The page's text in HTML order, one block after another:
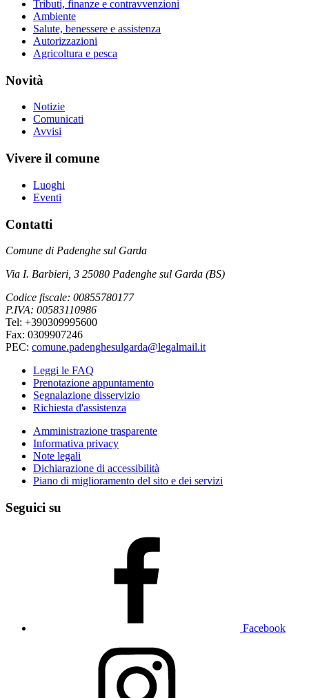
Tributi, finanze e contravvenzioni
Ambiente
Salute, benessere e assistenza
Autorizzazioni
Agricoltura e pesca
Novità
Notizie
Comunicati
Avvisi
Vivere il comune
Luoghi
Eventi
Contatti
Comune di Padenghe sul Garda
Via I. Barbieri, 3 25080 Padenghe sul Garda (BS)
Codice fiscale: 00855780177
P.IVA: 00583110986
Tel: +390309995600
Fax: 0309907246
PEC: comune.padenghesulgarda@legalmail.it
Leggi le FAQ
Prenotazione appuntamento
Segnalazione disservizio
Richiesta d'assistenza
Amministrazione trasparente
Informativa privacy
Note legali
Dichiarazione di accessibilità
Piano di miglioramento del sito e dei servizi
Seguici su
Facebook